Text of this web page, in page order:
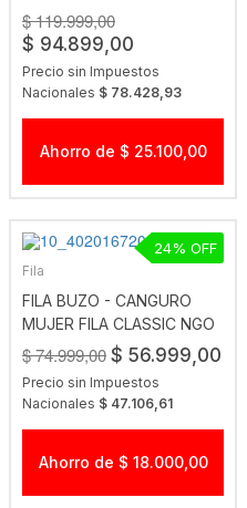
BLANCO
$ 119.999,00
$ 94.899,00
Precio sin Impuestos
Nacionales $ 78.428,93
Ahorro de $ 25.100,00
Fila
FILA BUZO - CANGURO
MUJER FILA CLASSIC NGO
$ 74.999,00 $ 56.999,00
Precio sin Impuestos
Nacionales $ 47.106,61
24
Ahorro de $ 18.000,00